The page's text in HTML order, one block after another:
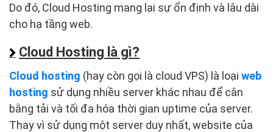
Do đó, Cloud Hosting mang lại sự ổn định và lâu dài
cho hạ tầng web.
Cloud Hosting là gì?
Cloud hosting (hay còn gọi là cloud VPS) là loại web
hosting sử dụng nhiều server khác nhau để cân
bằng tải và tối đa hóa thời gian uptime của server.
Thay vì sử dụng một server duy nhất, website của